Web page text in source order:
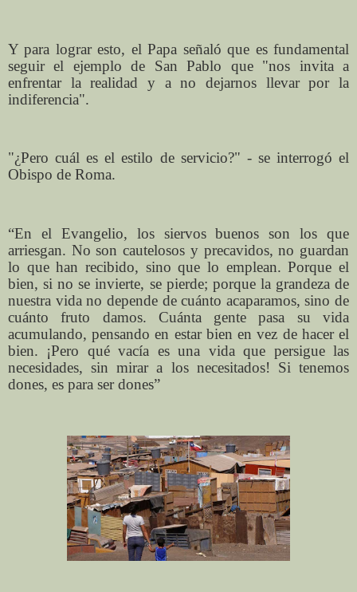
Y para lograr esto, el Papa señaló que es fundamental
seguir el ejemplo de San Pablo que "nos invita a
enfrentar la realidad y a no dejarnos llevar por la
indiferencia".
"¿Pero cuál es el estilo de servicio?" - se interrogó el
Obispo de Roma.
“En el Evangelio, los siervos buenos son los que
arriesgan. No son cautelosos y precavidos, no guardan
lo que han recibido, sino que lo emplean. Porque el
bien, si no se invierte, se pierde; porque la grandeza de
nuestra vida no depende de cuánto acaparamos, sino de
cuánto fruto damos. Cuánta gente pasa su vida
acumulando, pensando en estar bien en vez de hacer el
bien. ¡Pero qué vacía es una vida que persigue las
necesidades, sin mirar a los necesitados! Si tenemos
dones, es para ser dones”